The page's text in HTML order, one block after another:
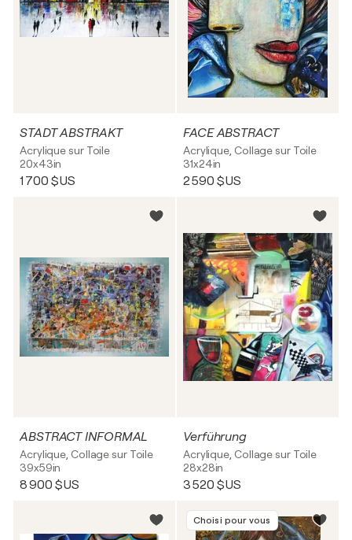
STADT ABSTRAKT
Acrylique sur Toile
20x43in
1 700 $US
FACE ABSTRACT
Acrylique, Collage sur Toile
31x24in
2 590 $US
ABSTRACT INFORMAL
Acrylique, Collage sur Toile
39x59in
8 900 $US
Verführung
Acrylique, Collage sur Toile
28x28in
3 520 $US
Choisi pour vous